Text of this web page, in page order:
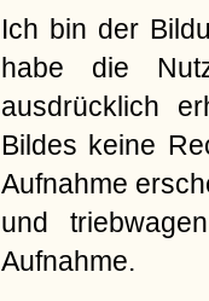
Ich bin der
habe die
ausdrücklich
Bildes keine
Aufnahme
und
Aufnahme.